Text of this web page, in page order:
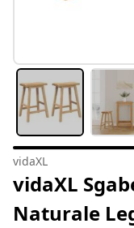
vidaXL
vidaXL
Naturale